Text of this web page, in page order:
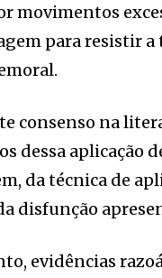
movimentos
para resistir
consenso na
dessa aplicação
da técnica de
disfunção
evidências